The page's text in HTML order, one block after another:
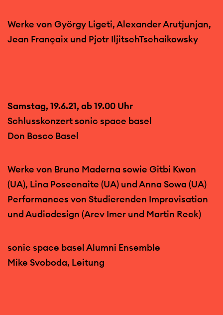
Werke von György Ligeti, Alexander Arutjunjan,
Jean Françaix und Pjotr IljitschTschaikowsky
Samstag, 19.6.21, ab 19.00 Uhr
Schlusskonzert sonic space basel
Don Bosco Basel
Werke von Bruno Maderna sowie Gitbi Kwon
(UA), Lina Posecnaite (UA) und Anna Sowa (UA)
Performances von Studierenden Improvisation
und Audiodesign (Arev Imer und Martin Reck)
sonic space basel Alumni Ensemble
Mike Svoboda, Leitung